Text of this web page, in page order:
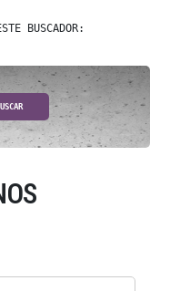
BUSCADOR: